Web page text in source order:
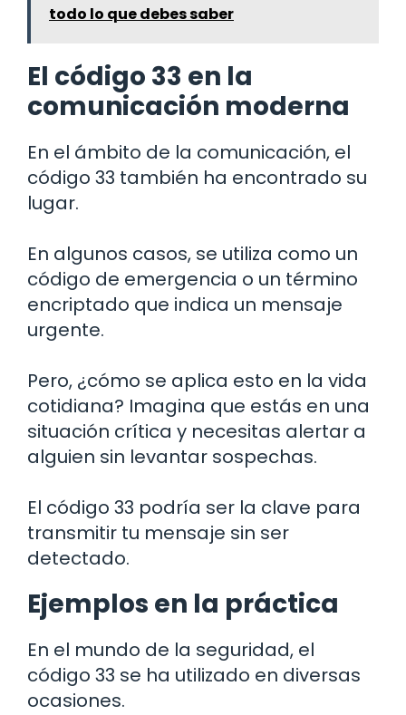
todo lo que debes saber
El código 33 en la
comunicación moderna
En el ámbito de la comunicación, el
código 33 también ha encontrado su
lugar.
En algunos casos, se utiliza como un
código de emergencia o un término
encriptado que indica un mensaje
urgente.
Pero, ¿cómo se aplica esto en la vida
cotidiana? Imagina que estás en una
situación crítica y necesitas alertar a
alguien sin levantar sospechas.
El código 33 podría ser la clave para
transmitir tu mensaje sin ser
detectado.
Ejemplos en la práctica
En el mundo de la seguridad, el
código 33 se ha utilizado en diversas
ocasiones.